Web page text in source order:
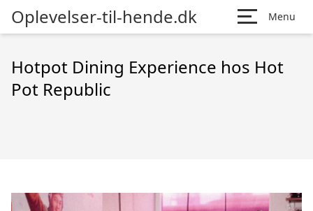
Oplevelser-til-hende.dk Menu
Hotpot Dining Experience hos Hot
Pot Republic